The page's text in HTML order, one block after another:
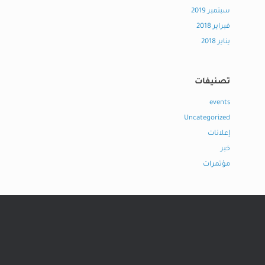
سبتمبر 2019
فبراير 2018
يناير 2018
تصنيفات
events
Uncategorized
إعلانات
خبر
مؤتمرات